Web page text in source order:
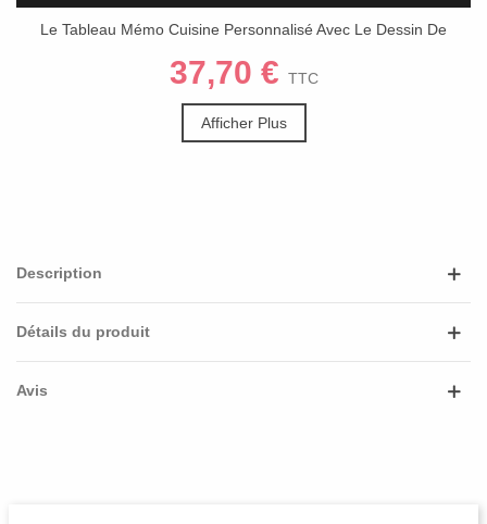
Le Tableau Mémo Cuisine Personnalisé Avec Le Dessin De
37,70 € TTC
Afficher Plus
Description
Détails du produit
Avis